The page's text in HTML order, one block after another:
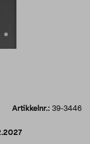
Artikkelnr.: 39-3446